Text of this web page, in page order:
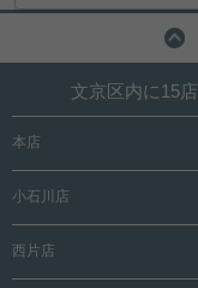
文京区内に15
本店
小石川店
西片店